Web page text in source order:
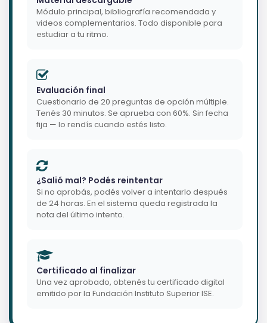
Módulo principal, bibliografía recomendada y
videos complementarios. Todo disponible para
estudiar a tu ritmo.
Evaluación final
Cuestionario de 20 preguntas de opción múltiple.
Tenés 30 minutos. Se aprueba con 60%. Sin fecha
fija — lo rendís cuando estés listo.
¿Salió mal? Podés reintentar
Si no aprobás, podés volver a intentarlo después
de 24 horas. En el sistema queda registrada la
nota del último intento.
Certificado al finalizar
Una vez aprobado, obtenés tu certificado digital
emitido por la Fundación Instituto Superior ISE.